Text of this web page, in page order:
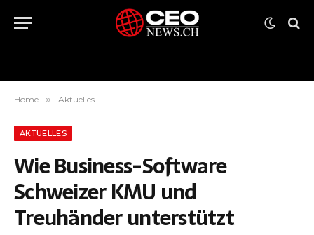
Home » Aktuelles
AKTUELLES
Wie Business-Software
Schweizer KMU und
Treuhänder unterstützt